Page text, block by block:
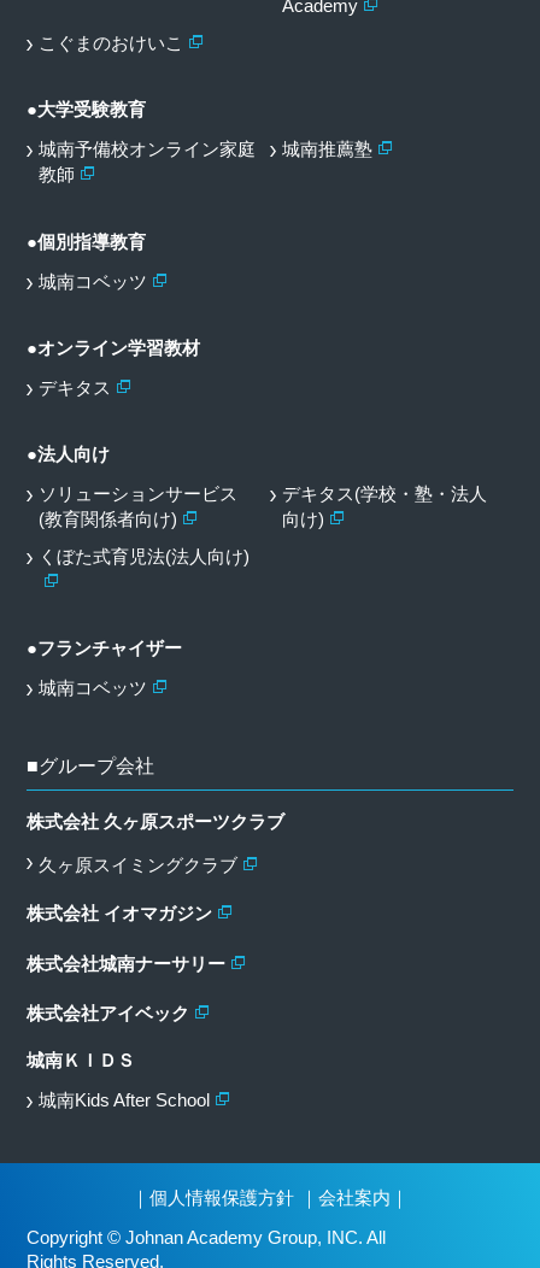
Academy
こぐまのおけいこ
●大学受験教育
城南予備校オンライン家庭
教師
城南推薦塾
●個別指導教育
城南コベッツ
●オンライン学習教材
デキタス
●法人向け
ソリューションサービス
(教育関係者向け)
デキタス(学校・塾・法人
向け)
くぼた式育児法(法人向け)
●フランチャイザー
城南コベッツ
■グループ会社
株式会社 久ヶ原スポーツクラブ
久ヶ原スイミングクラブ
株式会社 イオマガジン
株式会社城南ナーサリー
株式会社アイベック
城南ＫＩＤＳ
城南Kids After School
個人情報保護方針 会社案内
Copyright © Johnan Academy Group, INC. All
Rights Reserved.